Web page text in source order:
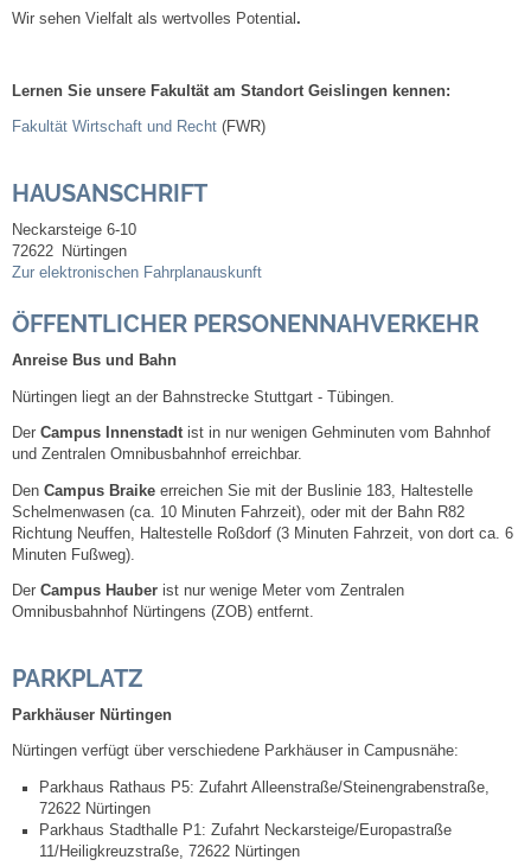
Ratsinfo
Leben
Bauen & Wohnen
Bodenrichtwerte
Bezirksschornsteinfeger
Bebauungspläne
Förderprogramm Balkonkraftwerk
Wir sehen Vielfalt als wertvolles Potential.
Lernen Sie unsere Fakultät am Standort Geislingen kennen:
Fakultät Wirtschaft und Recht (FWR)
HAUSANSCHRIFT
Neckarsteige 6-10
72622
Nürtingen
Zur elektronischen Fahrplanauskunft
ÖFFENTLICHER PERSONENNAHVERKEHR
Anreise Bus und Bahn
Nürtingen liegt an der Bahnstrecke Stuttgart - Tübingen.
Der Campus Innenstadtist in nur wenigen Gehminuten vom Bahnhof
und Zentralen Omnibusbahnhof erreichbar.
Den Campus Braike erreichen Sie mit der Buslinie 183, Haltestelle
Schelmenwasen (ca. 10 Minuten Fahrzeit), oder mit der Bahn R82
Richtung Neuffen, Haltestelle Roßdorf (3 Minuten Fahrzeit, von dort ca. 6
Minuten Fußweg).
Der Campus Hauber ist nur wenige Meter vom Zentralen
Omnibusbahnhof Nürtingens (ZOB) entfernt.
PARKPLATZ
Parkhäuser Nürtingen
Nürtingen verfügt über verschiedene Parkhäuser in Campusnähe:
Parkhaus Rathaus P5: Zufahrt Alleenstraße/Steinengrabenstraße,
72622 Nürtingen
Parkhaus Stadthalle P1: Zufahrt Neckarsteige/Europastraße
11/Heiligkreuzstraße, 72622 Nürtingen